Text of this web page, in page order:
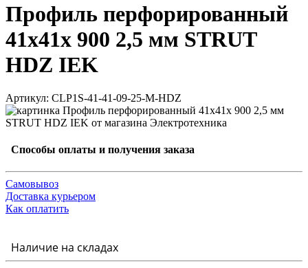
Профиль перфорированный
41x41х 900 2,5 мм STRUT
HDZ IEK
Артикул: CLP1S-41-41-09-25-M-HDZ
Способы оплаты и получения заказа
Самовывоз
Доставка курьером
Как оплатить
Наличие на складах